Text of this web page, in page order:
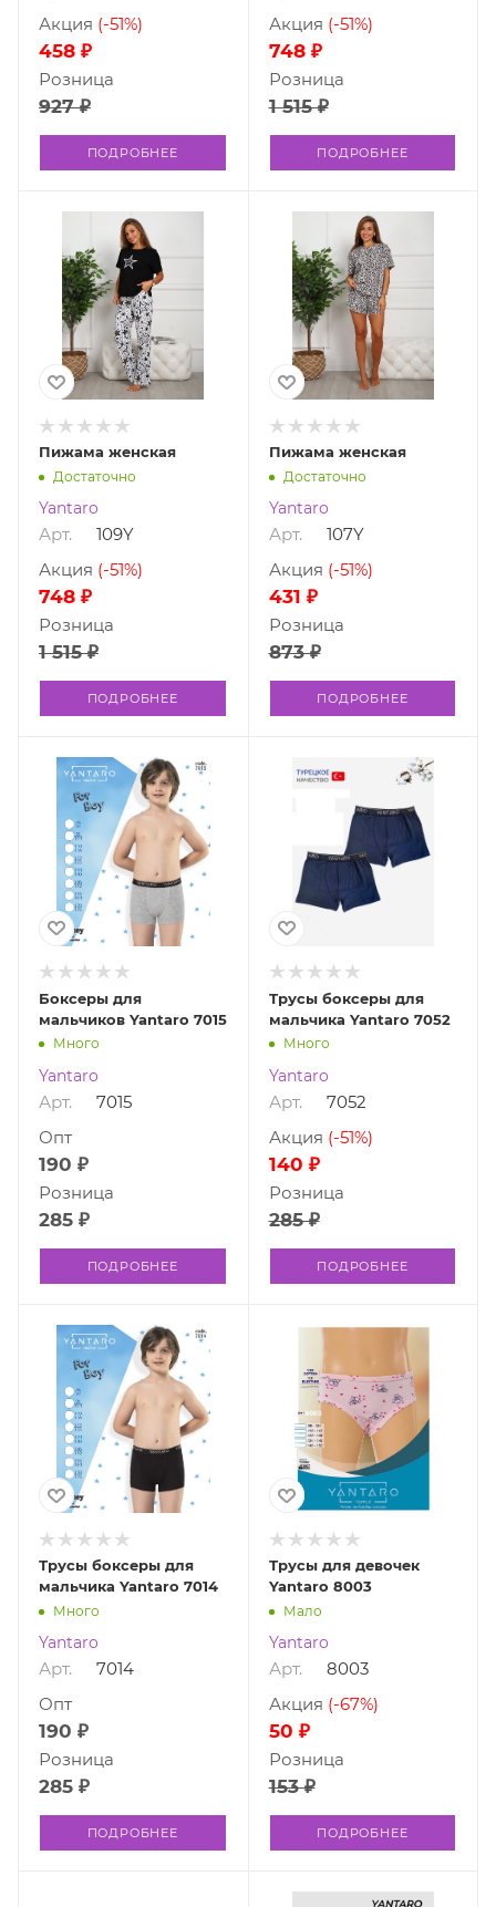
458 ₽
Акция (-51%)
927 ₽
Розница
ПОДРОБНЕЕ
748 ₽
Акция (-51%)
1 515 ₽
Розница
ПОДРОБНЕЕ
Пижама женская
Достаточно
Yantaro
Арт. 109Y
748 ₽
Акция (-51%)
1 515 ₽
Розница
ПОДРОБНЕЕ
Пижама женская
Достаточно
Yantaro
Арт. 107Y
431 ₽
Акция (-51%)
873 ₽
Розница
ПОДРОБНЕЕ
Боксеры для
мальчиков Yantaro 7015
Много
Yantaro
Арт. 7015
190 ₽
Опт
285 ₽
Розница
ПОДРОБНЕЕ
Трусы боксеры для
мальчика Yantaro 7052
Много
Yantaro
Арт. 7052
140 ₽
Акция (-51%)
285 ₽
Розница
ПОДРОБНЕЕ
Трусы боксеры для
мальчика Yantaro 7014
Много
Yantaro
Арт. 7014
190 ₽
Опт
285 ₽
Розница
ПОДРОБНЕЕ
Трусы для девочек
Yantaro 8003
Мало
Yantaro
Арт. 8003
50 ₽
Акция (-67%)
153 ₽
Розница
ПОДРОБНЕЕ